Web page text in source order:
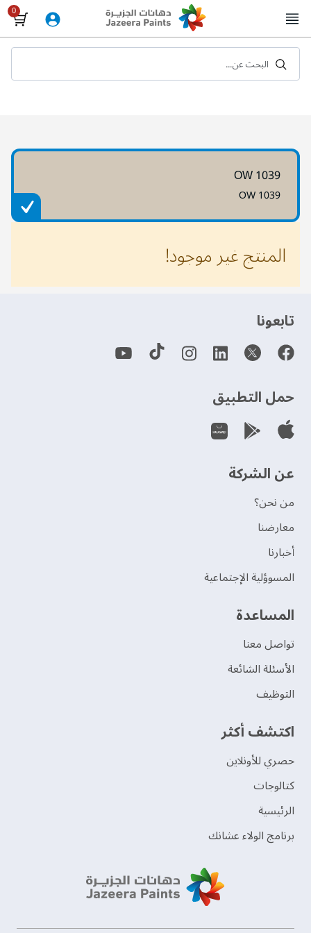
to
Content
البحث عن...
OW 1039
OW 1039
المنتج غير موجود!
‫تابعونا‬
حمل التطبيق
عن الشركة
من نحن؟
‫معارضنا‬
‫أخبارنا‬
المسوؤلية الإجتماعية
‫المساعدة‬
تواصل معنا
الأسئلة الشائعة
التوظيف
اكتشف أكثر
حصري للأونلاين
‫كتالوجات‬
الرئيسية
برنامج الولاء عشانك